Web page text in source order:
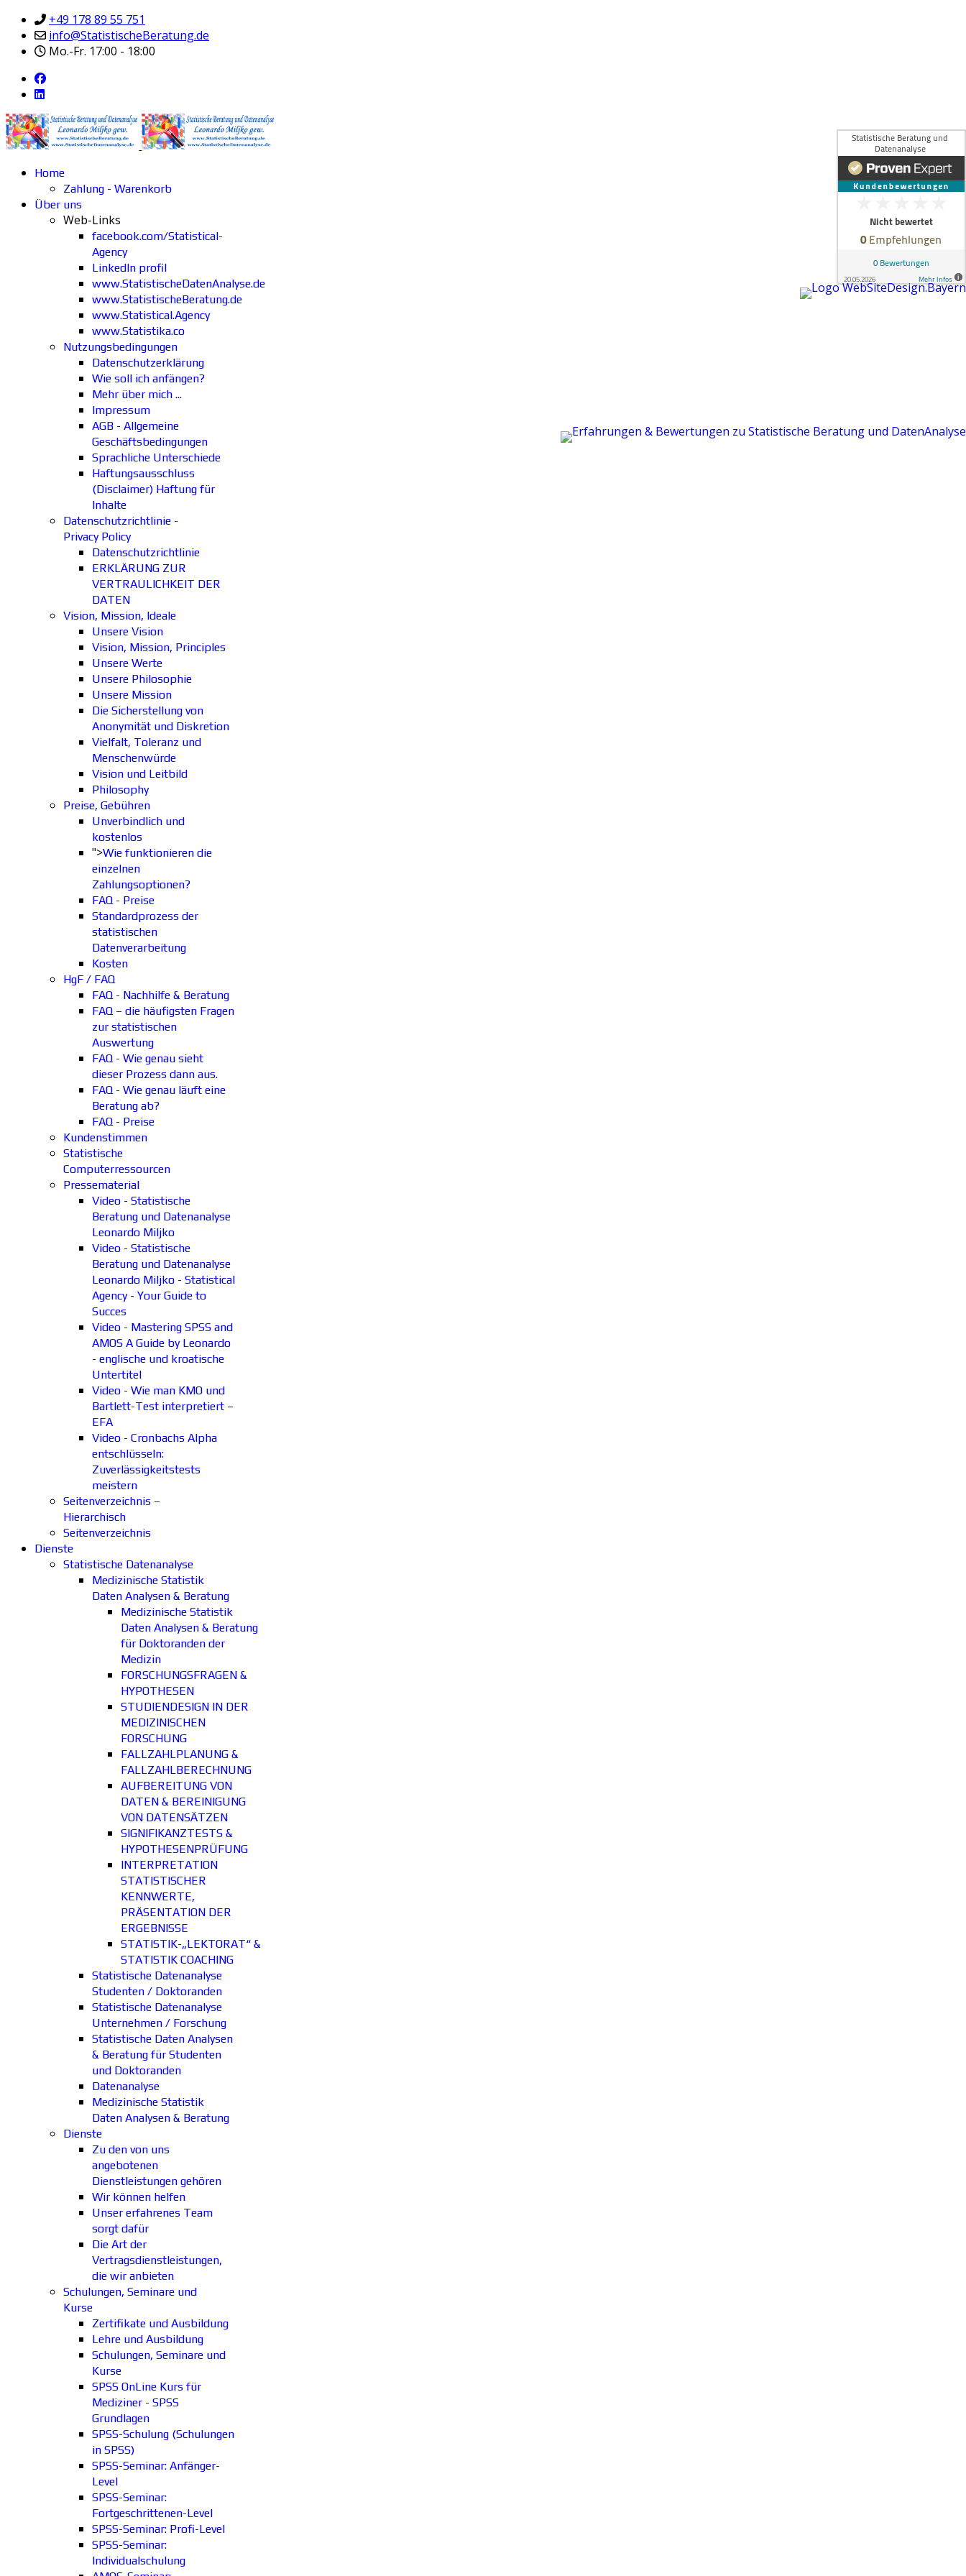
+49 178 89 55 751
info@StatistischeBeratung.de
Mo.-Fr. 17:00 - 18:00
Home
Zahlung - Warenkorb
Über uns
Web-Links
facebook.com/Statistical-
Agency
LinkedIn profil
www.StatistischeDatenAnalyse.de
www.StatistischeBeratung.de
www.Statistical.Agency
www.Statistika.co
Nutzungsbedingungen
Datenschutzerklärung
Wie soll ich anfängen?
Mehr über mich ...
Impressum
AGB - Allgemeine
Geschäftsbedingungen
Sprachliche Unterschiede
Haftungsausschluss
(Disclaimer) Haftung für
Inhalte
Datenschutzrichtlinie -
Privacy Policy
Datenschutzrichtlinie
ERKLÄRUNG ZUR
VERTRAULICHKEIT DER
DATEN
Vision, Mission, Ideale
Unsere Vision
Vision, Mission, Principles
Unsere Werte
Unsere Philosophie
Unsere Mission
Die Sicherstellung von
Anonymität und Diskretion
Vielfalt, Toleranz und
Menschenwürde
Vision und Leitbild
Philosophy
Preise, Gebühren
Unverbindlich und
kostenlos
">Wie funktionieren die
einzelnen
Zahlungsoptionen?
FAQ - Preise
Standardprozess der
statistischen
Datenverarbeitung
Kosten
HgF / FAQ
FAQ - Nachhilfe & Beratung
FAQ – die häufigsten Fragen
zur statistischen
Auswertung
FAQ - Wie genau sieht
dieser Prozess dann aus.
FAQ - Wie genau läuft eine
Beratung ab?
FAQ - Preise
Kundenstimmen
Statistische
Computerressourcen
Pressematerial
Video - Statistische
Beratung und Datenanalyse
Leonardo Miljko
Video - Statistische
Beratung und Datenanalyse
Leonardo Miljko - Statistical
Agency - Your Guide to
Succes
Video - Mastering SPSS and
AMOS A Guide by Leonardo
- englische und kroatische
Untertitel
Video - Wie man KMO und
Bartlett-Test interpretiert –
EFA
Video - Cronbachs Alpha
entschlüsseln:
Zuverlässigkeitstests
meistern
Seitenverzeichnis –
Hierarchisch
Seitenverzeichnis
Dienste
Statistische Datenanalyse
Medizinische Statistik
Daten Analysen & Beratung
Medizinische Statistik
Daten Analysen & Beratung
für Doktoranden der
Medizin
FORSCHUNGSFRAGEN &
HYPOTHESEN
STUDIENDESIGN IN DER
MEDIZINISCHEN
FORSCHUNG
FALLZAHLPLANUNG &
FALLZAHLBERECHNUNG
AUFBEREITUNG VON
DATEN & BEREINIGUNG
VON DATENSÄTZEN
SIGNIFIKANZTESTS &
HYPOTHESENPRÜFUNG
INTERPRETATION
STATISTISCHER
KENNWERTE,
PRÄSENTATION DER
ERGEBNISSE
STATISTIK-„LEKTORAT“ &
STATISTIK COACHING
Statistische Datenanalyse
Studenten / Doktoranden
Statistische Datenanalyse
Unternehmen / Forschung
Statistische Daten Analysen
& Beratung für Studenten
und Doktoranden
Datenanalyse
Medizinische Statistik
Daten Analysen & Beratung
Dienste
Zu den von uns
angebotenen
Dienstleistungen gehören
Wir können helfen
Unser erfahrenes Team
sorgt dafür
Die Art der
Vertragsdienstleistungen,
die wir anbieten
Schulungen, Seminare und
Kurse
Zertifikate und Ausbildung
Lehre und Ausbildung
Schulungen, Seminare und
Kurse
SPSS OnLine Kurs für
Mediziner - SPSS
Grundlagen
SPSS-Schulung (Schulungen
in SPSS)
SPSS-Seminar: Anfänger-
Level
SPSS-Seminar:
Fortgeschrittenen-Level
SPSS-Seminar: Profi-Level
SPSS-Seminar:
Individualschulung